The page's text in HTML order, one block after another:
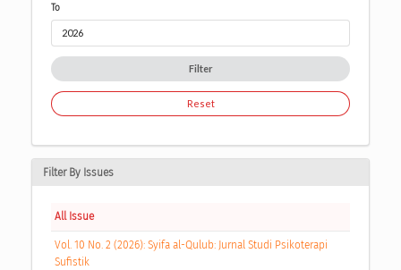
To
Filter
Reset
Filter By Issues
All Issue
Vol. 10 No. 2 (2026): Syifa al-Qulub: Jurnal Studi Psikoterapi
Sufistik